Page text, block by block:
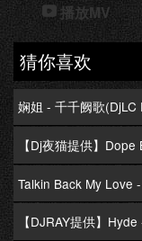
播放MV
猜你喜欢
娴姐 - 千千阙歌(DjLC
【Dj夜猫提供】
Talkin Back My Love
【DJRAY提供】